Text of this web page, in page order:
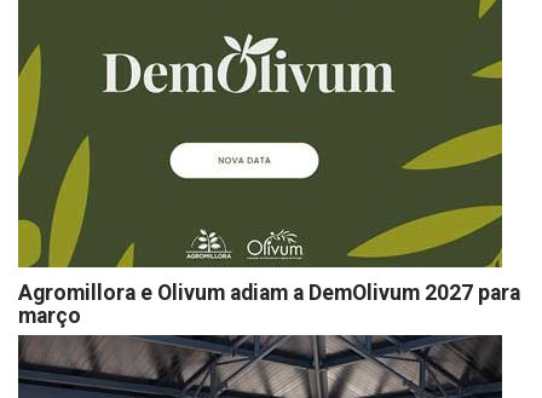
Agromillora e Olivum adiam a DemOlivum 2027 para
março